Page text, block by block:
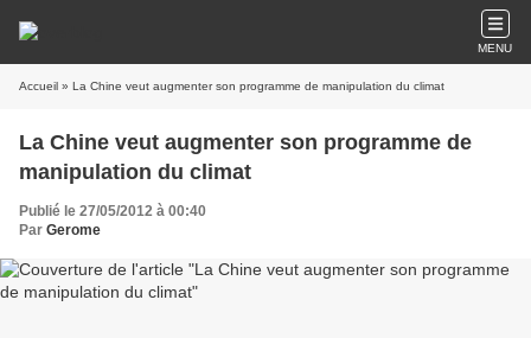
MENU
Accueil » La Chine veut augmenter son programme de manipulation du climat
La Chine veut augmenter son programme de
manipulation du climat
Publié le 27/05/2012 à 00:40
Par Gerome